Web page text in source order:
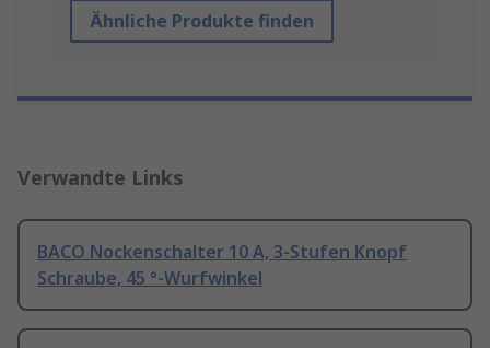
Ähnliche Produkte finden
Verwandte Links
BACO Nockenschalter 10 A, 3-Stufen Knopf
Schraube, 45 °-Wurfwinkel